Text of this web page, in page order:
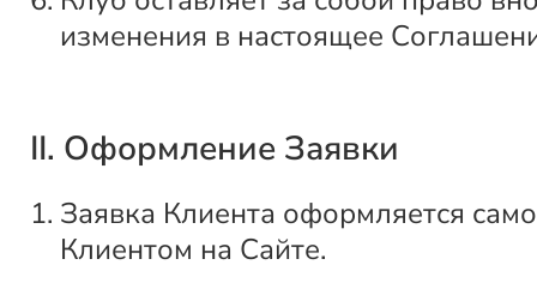
изменения в настоящее
II. Оформление Заявки
Заявка Клиента оформляется
Клиентом на Сайте.